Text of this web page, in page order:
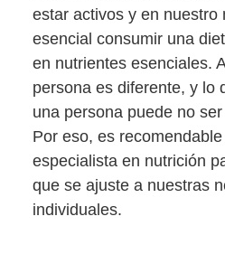
estar activos y en nuestro
esencial consumir una
en nutrientes esenciales.
persona es diferente, y lo
una persona puede no
Por eso, es
especialista en nutrición
que se ajuste a nuestras
individuales.